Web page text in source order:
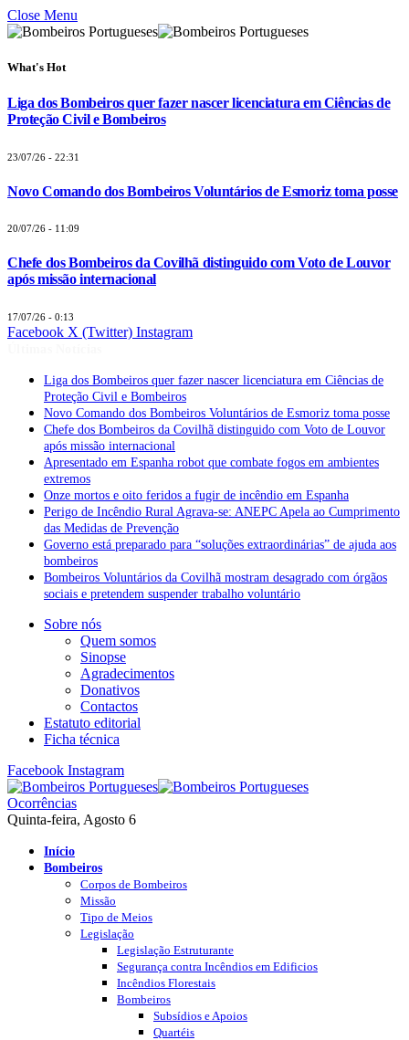
Close Menu
What's Hot
Liga dos Bombeiros quer fazer nascer licenciatura em Ciências de
Proteção Civil e Bombeiros
23/07/26 - 22:31
Novo Comando dos Bombeiros Voluntários de Esmoriz toma posse
20/07/26 - 11:09
Chefe dos Bombeiros da Covilhã distinguido com Voto de Louvor
após missão internacional
17/07/26 - 0:13
Facebook X (Twitter) Instagram
Liga dos Bombeiros quer fazer nascer licenciatura em Ciências de
Proteção Civil e Bombeiros
Novo Comando dos Bombeiros Voluntários de Esmoriz toma posse
Chefe dos Bombeiros da Covilhã distinguido com Voto de Louvor
após missão internacional
Apresentado em Espanha robot que combate fogos em ambientes
extremos
Onze mortos e oito feridos a fugir de incêndio em Espanha
Perigo de Incêndio Rural Agrava-se: ANEPC Apela ao Cumprimento
das Medidas de Prevenção
Governo está preparado para “soluções extraordinárias” de ajuda aos
bombeiros
Bombeiros Voluntários da Covilhã mostram desagrado com órgãos
sociais e pretendem suspender trabalho voluntário
Sobre nós
Quem somos
Sinopse
Agradecimentos
Donativos
Contactos
Estatuto editorial
Ficha técnica
Facebook Instagram
Ocorrências
Quinta-feira, Agosto 6
Início
Bombeiros
Corpos de Bombeiros
Missão
Tipo de Meios
Legislação
Legislação Estruturante
Segurança contra Incêndios em Edificios
Incêndios Florestais
Bombeiros
Subsídios e Apoios
Quartéis